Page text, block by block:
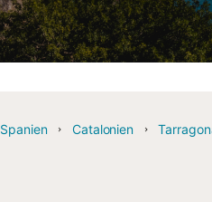
Spanien Catalonien